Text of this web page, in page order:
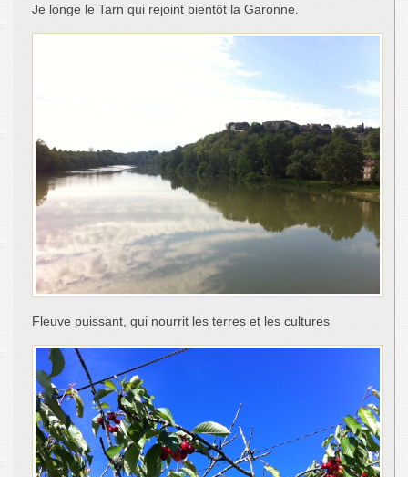
Je longe le Tarn qui rejoint bientôt la Garonne.
Fleuve puissant, qui nourrit les terres et les cultures